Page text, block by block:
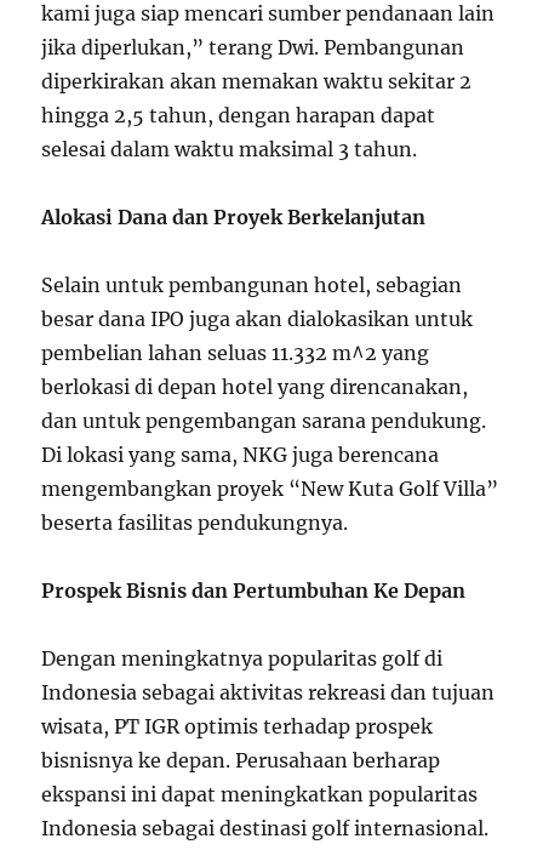
kami juga siap mencari sumber pendanaan lain
jika diperlukan,” terang Dwi. Pembangunan
diperkirakan akan memakan waktu sekitar 2
hingga 2,5 tahun, dengan harapan dapat
selesai dalam waktu maksimal 3 tahun.
Alokasi Dana dan Proyek Berkelanjutan
Selain untuk pembangunan hotel, sebagian
besar dana IPO juga akan dialokasikan untuk
pembelian lahan seluas 11.332 m^2 yang
berlokasi di depan hotel yang direncanakan,
dan untuk pengembangan sarana pendukung.
Di lokasi yang sama, NKG juga berencana
mengembangkan proyek “New Kuta Golf Villa”
beserta fasilitas pendukungnya.
Prospek Bisnis dan Pertumbuhan Ke Depan
Dengan meningkatnya popularitas golf di
Indonesia sebagai aktivitas rekreasi dan tujuan
wisata, PT IGR optimis terhadap prospek
bisnisnya ke depan. Perusahaan berharap
ekspansi ini dapat meningkatkan popularitas
Indonesia sebagai destinasi golf internasional.